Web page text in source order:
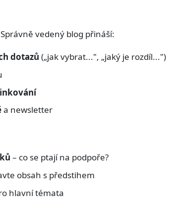
vedený blog přináší:
dotazů („jak vybrat...", „jaký je rozdíl...")
a newsletter
– co se ptají na podpoře?
obsah s předstihem
hlavní témata